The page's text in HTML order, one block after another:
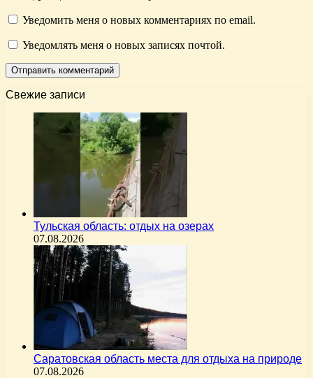
Уведомить меня о новых комментариях по email.
Уведомлять меня о новых записях почтой.
Свежие записи
Тульская область: отдых на озерах
07.08.2026
Саратовская область места для отдыха на природе
07.08.2026